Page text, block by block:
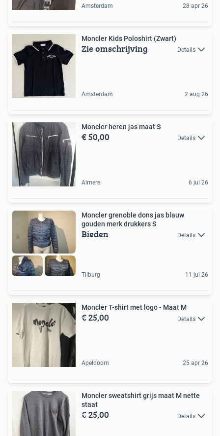
Amsterdam 28 apr 26
Moncler Kids Poloshirt (Zwart)
Zie omschrijving Details
Amsterdam 2 aug 26
Moncler heren jas maat S
€ 50,00 Details
Almere 6 jul 26
Moncler grenoble dons jas blauw
gouden merk drukkers S
Bieden Details
Tilburg 11 jul 26
Moncler T-shirt met logo - Maat M
€ 25,00 Details
Apeldoorn 25 apr 26
Moncler sweatshirt grijs maat M nette
staat
€ 25,00 Details